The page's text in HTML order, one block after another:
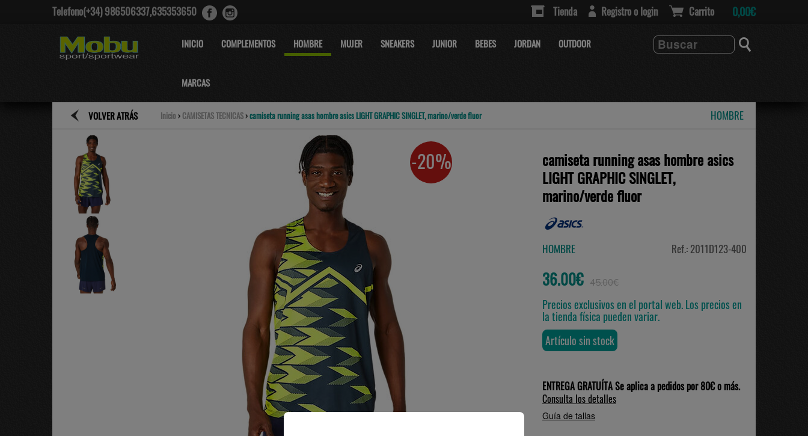
Telefono(+34) 986506337,635353650 Tienda Registro o login Carrito 0,00€
INICIO COMPLEMENTOS HOMBRE MUJER SNEAKERS JUNIOR BEBES JORDAN OUTDOOR
MARCAS
VOLVER ATRÁS Inicio › CAMISETAS TECNICAS ›camiseta running asas hombre asics LIGHT GRAPHIC SINGLET, marino/verde fluor HOMBRE
-20%
camiseta running asas hombre asics
LIGHT GRAPHIC SINGLET,
marino/verde fluor
HOMBRE Ref.: 2011D123-400
36.00€ 45.00€
Precios exclusivos en el portal web. Los precios en
la tienda física pueden variar.
Artículo sin stock
ENTREGA GRATUÍTA Se aplica a pedidos por 80€ o más.
Consulta los detalles
Guía de tallas